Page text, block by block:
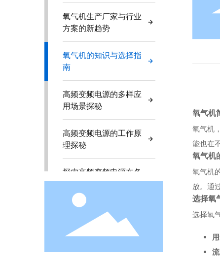
氧气机生产厂家与行业
方案的新趋势
氧气机的知识与选择指
南
高频变频电源的多样应
用场景探秘
高频变频电源的工作原
理探秘
探索高频变频电源在各
行业的应用方案
高频变频电源的奥秘探
高压变压器臭氧检测仪
氧气机
氧气机
能也在
氧气机
氧气机
放。通
选择氧
选择氧